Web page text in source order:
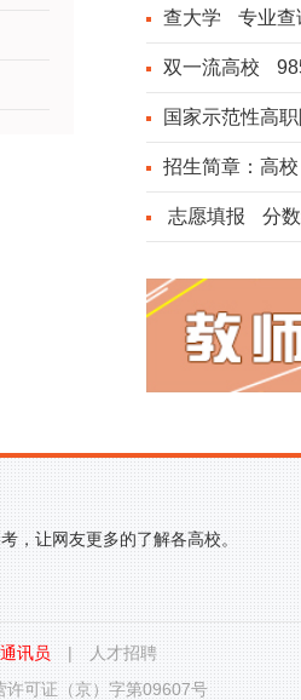
查大学 专业查
双一流高校
国家示范性高
招生简章： 高校
院校志愿填报 分
，让网友更多的了解各高校。
讯员 |
人才招聘
许可证（京）字第09607号